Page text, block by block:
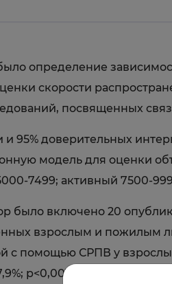
определение
скорости
посвященных
95% доверительных
модель для оценки
7499; активный 7500-
было включено 20
взрослым и пожилым
с помощью СРПВ у
р<0,001).